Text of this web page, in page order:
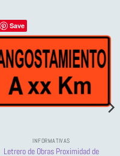
Save
INFORMATIVAS
Letrero de Obras Proximidad de